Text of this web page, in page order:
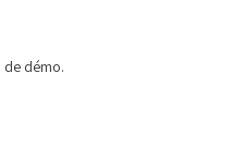
de démo.